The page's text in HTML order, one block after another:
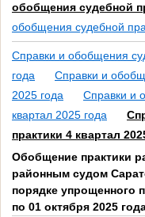
обобщения судебной
обобщения судебной
Справки и обобщения
года
Справки и
2025 года
Справки и
квартал 2025 года
практики 4 квартал
Обобщение практики
районным судом
порядке упрощенного
по 01 октября 2025